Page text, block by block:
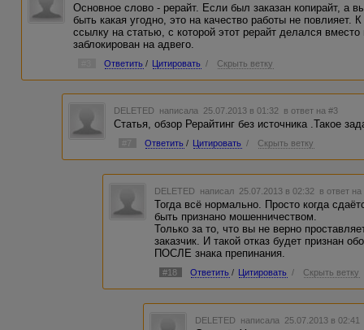
Основное слово - рерайт. Если был заказан копирайт, а
быть какая угодно, это на качество работы не повлияет.
ссылку на статью, с которой этот рерайт делался
заблокирован на адвего.
Ответить / Цитировать / Скрыть ветку
DELETED написала 25.07.2013 в 01:32 в ответ на #3
Статья, обзор Рерайтинг без источника .Такое
#7 Ответить / Цитировать / Скрыть ветку
DELETED написал 25.07.2013 в 02:32 в ответ на
Тогда всё нормально. Просто когда
быть признано мошенничеством.
Только за то, что вы не верно
заказчик. И такой отказ будет признан
ПОСЛЕ знака препинания.
#18 Ответить / Цитировать / Скрыть ветку
DELETED написала 25.07.2013 в